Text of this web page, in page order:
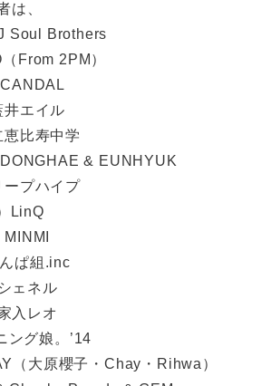
は、
Soul Brothers
From 2PM）
エイル
比寿中学
& EUNHYUK
プハイプ
LinQ
ぱ組.inc
ェネル
入レオ
ング娘。’14
（大原櫻子・Chay・Rihwa）